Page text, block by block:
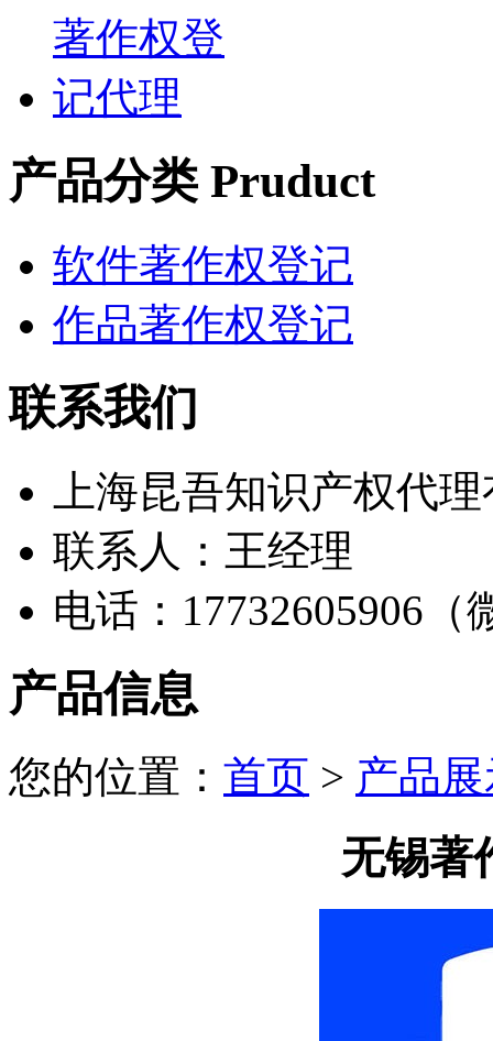
产品分类 Pruduct
软件著作权登记
作品著作权登记
联系我们
上海昆吾知识产权代
联系人：王经理
电话：17732605906（
产品信息
您的位置： 首页 > 产品
无锡著